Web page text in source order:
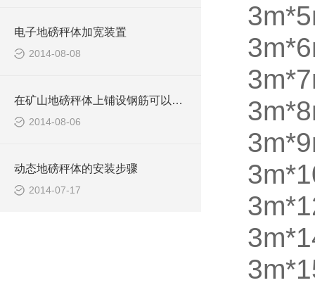
电子地磅秤体加宽装置
2014-08-08
在矿山地磅秤体上铺设钢筋可以防滑
2014-08-06
动态地磅秤体的安装步骤
2014-07-17